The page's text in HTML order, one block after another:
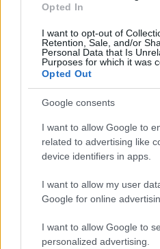
Opted In
I want to opt-out of
Retention, Sale, and/or
Personal Data that Is
Purposes for which it was
Opted Out
Google consents
I want to allow Google to
related to advertising like
device identifiers in apps.
I want to allow my user
Google for online
I want to allow Google to
personalized advertising.
Emma trasforma il bikini
Cristian Castiglioni · 7 Ago 2026
BELLEZZA